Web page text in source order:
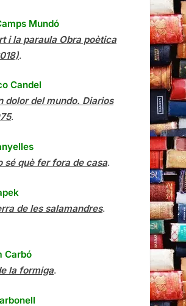
Mundó
i la paraula Obra poètica
.
Candel
dolor del mundo. Diarios
.
sé què fer fora de casa.
de les salamandres.
Carbó
la formiga.